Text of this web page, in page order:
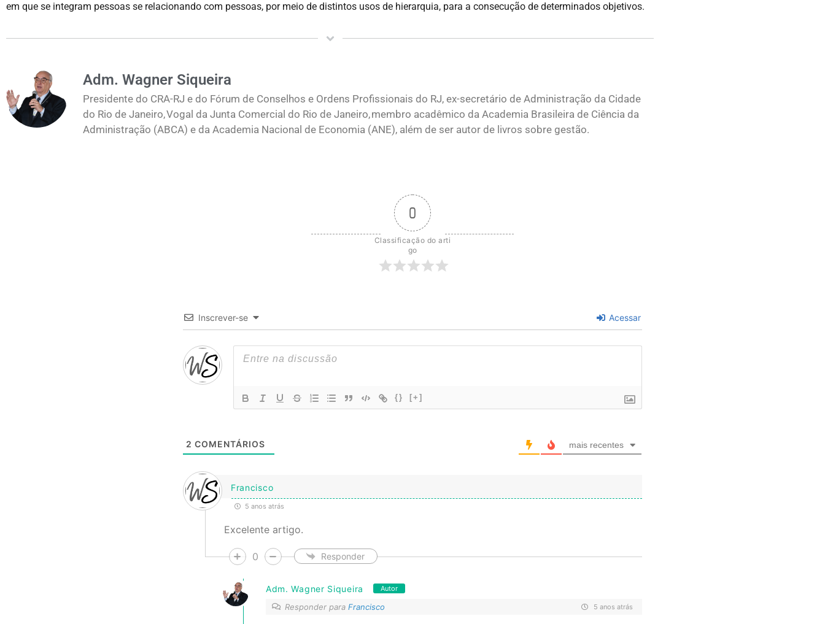
em que se integram pessoas se relacionando com pessoas, por meio de distintos usos de hierarquia, para a consecução de determinados objetivos.
Adm. Wagner Siqueira
Presidente do CRA-RJ e do Fórum de Conselhos e Ordens Profissionais do RJ, ex-secretário de Administração da Cidade
do Rio de Janeiro, Vogal da Junta Comercial do Rio de Janeiro, membro acadêmico da Academia Brasileira de Ciência da
Administração (ABCA) e da Academia Nacional de Economia (ANE), além de ser autor de livros sobre gestão.
0
Classificação do arti
go
Inscrever-se Acessar
{} [+]
2 COMENTÁRIOS mais recentes
Francisco
5 anos atrás
Excelente artigo.
0 Responder
Adm. Wagner Siqueira Autor
Responder para Francisco 5 anos atrás